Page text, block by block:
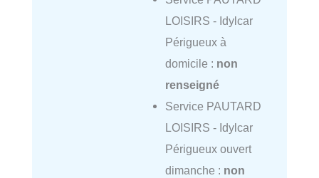
LOISIRS - Idylcar
Périgueux à
domicile : non
renseigné
Service PAUTARD
LOISIRS - Idylcar
Périgueux ouvert
dimanche : non